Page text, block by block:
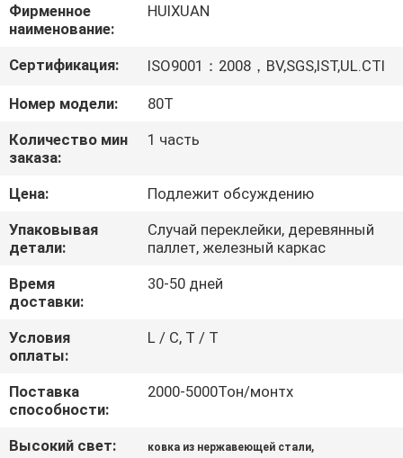
ПУТЕШЕСТВИЕ
ФАБРИКИ
ПРОВЕРКА
КАЧЕСТВА
КАРТА
САЙТА
PRIVACY
POLICY
Фирменное
наименование:
HUIXUAN
Сертификация: ISO9001：2008，BV,SGS,IST,UL.CTI
Номер модели:
80T
Количество мин
заказа:
1 часть
Цена:
Подлежит обсуждению
Упаковывая
детали:
Случай переклейки, деревянный
паллет, железный каркас
Время
доставки:
30-50 дней
Условия
оплаты:
L / C, T / T
Поставка
способности:
2000-5000Тон/монтх
Высокий свет: ковка из нержавеющей стали,